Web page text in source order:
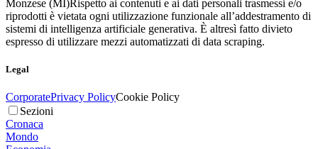
Monzese (MI)Rispetto ai contenuti e ai dati personali trasmessi e/o
riprodotti è vietata ogni utilizzazione funzionale all’addestramento di
sistemi di intelligenza artificiale generativa. È altresì fatto divieto
espresso di utilizzare mezzi automatizzati di data scraping.
Legal
CorporatePrivacy PolicyCookie Policy
Sezioni
Cronaca
Mondo